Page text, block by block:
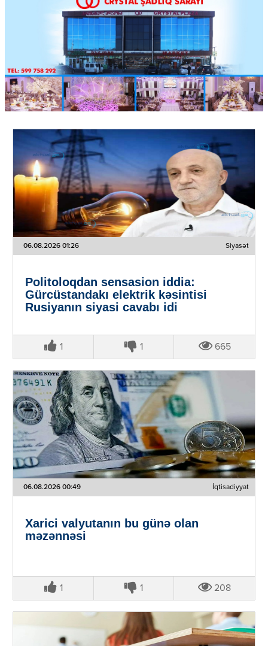
06.08.2026 01:26 Siyasət
Politoloqdan sensasion iddia:
Gürcüstandakı elektrik kəsintisi
Rusiyanın siyasi cavabı idi
1 1 665
06.08.2026 00:49 İqtisadiyyat
Xarici valyutanın bu günə olan
məzənnəsi
1 1 208